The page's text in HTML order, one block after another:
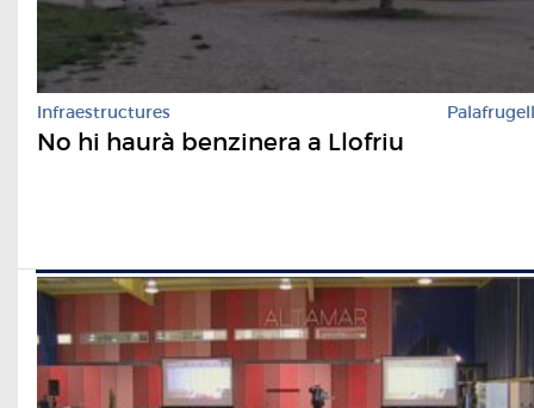
Infraestructures Palafrugell
No hi haurà benzinera a Llofriu